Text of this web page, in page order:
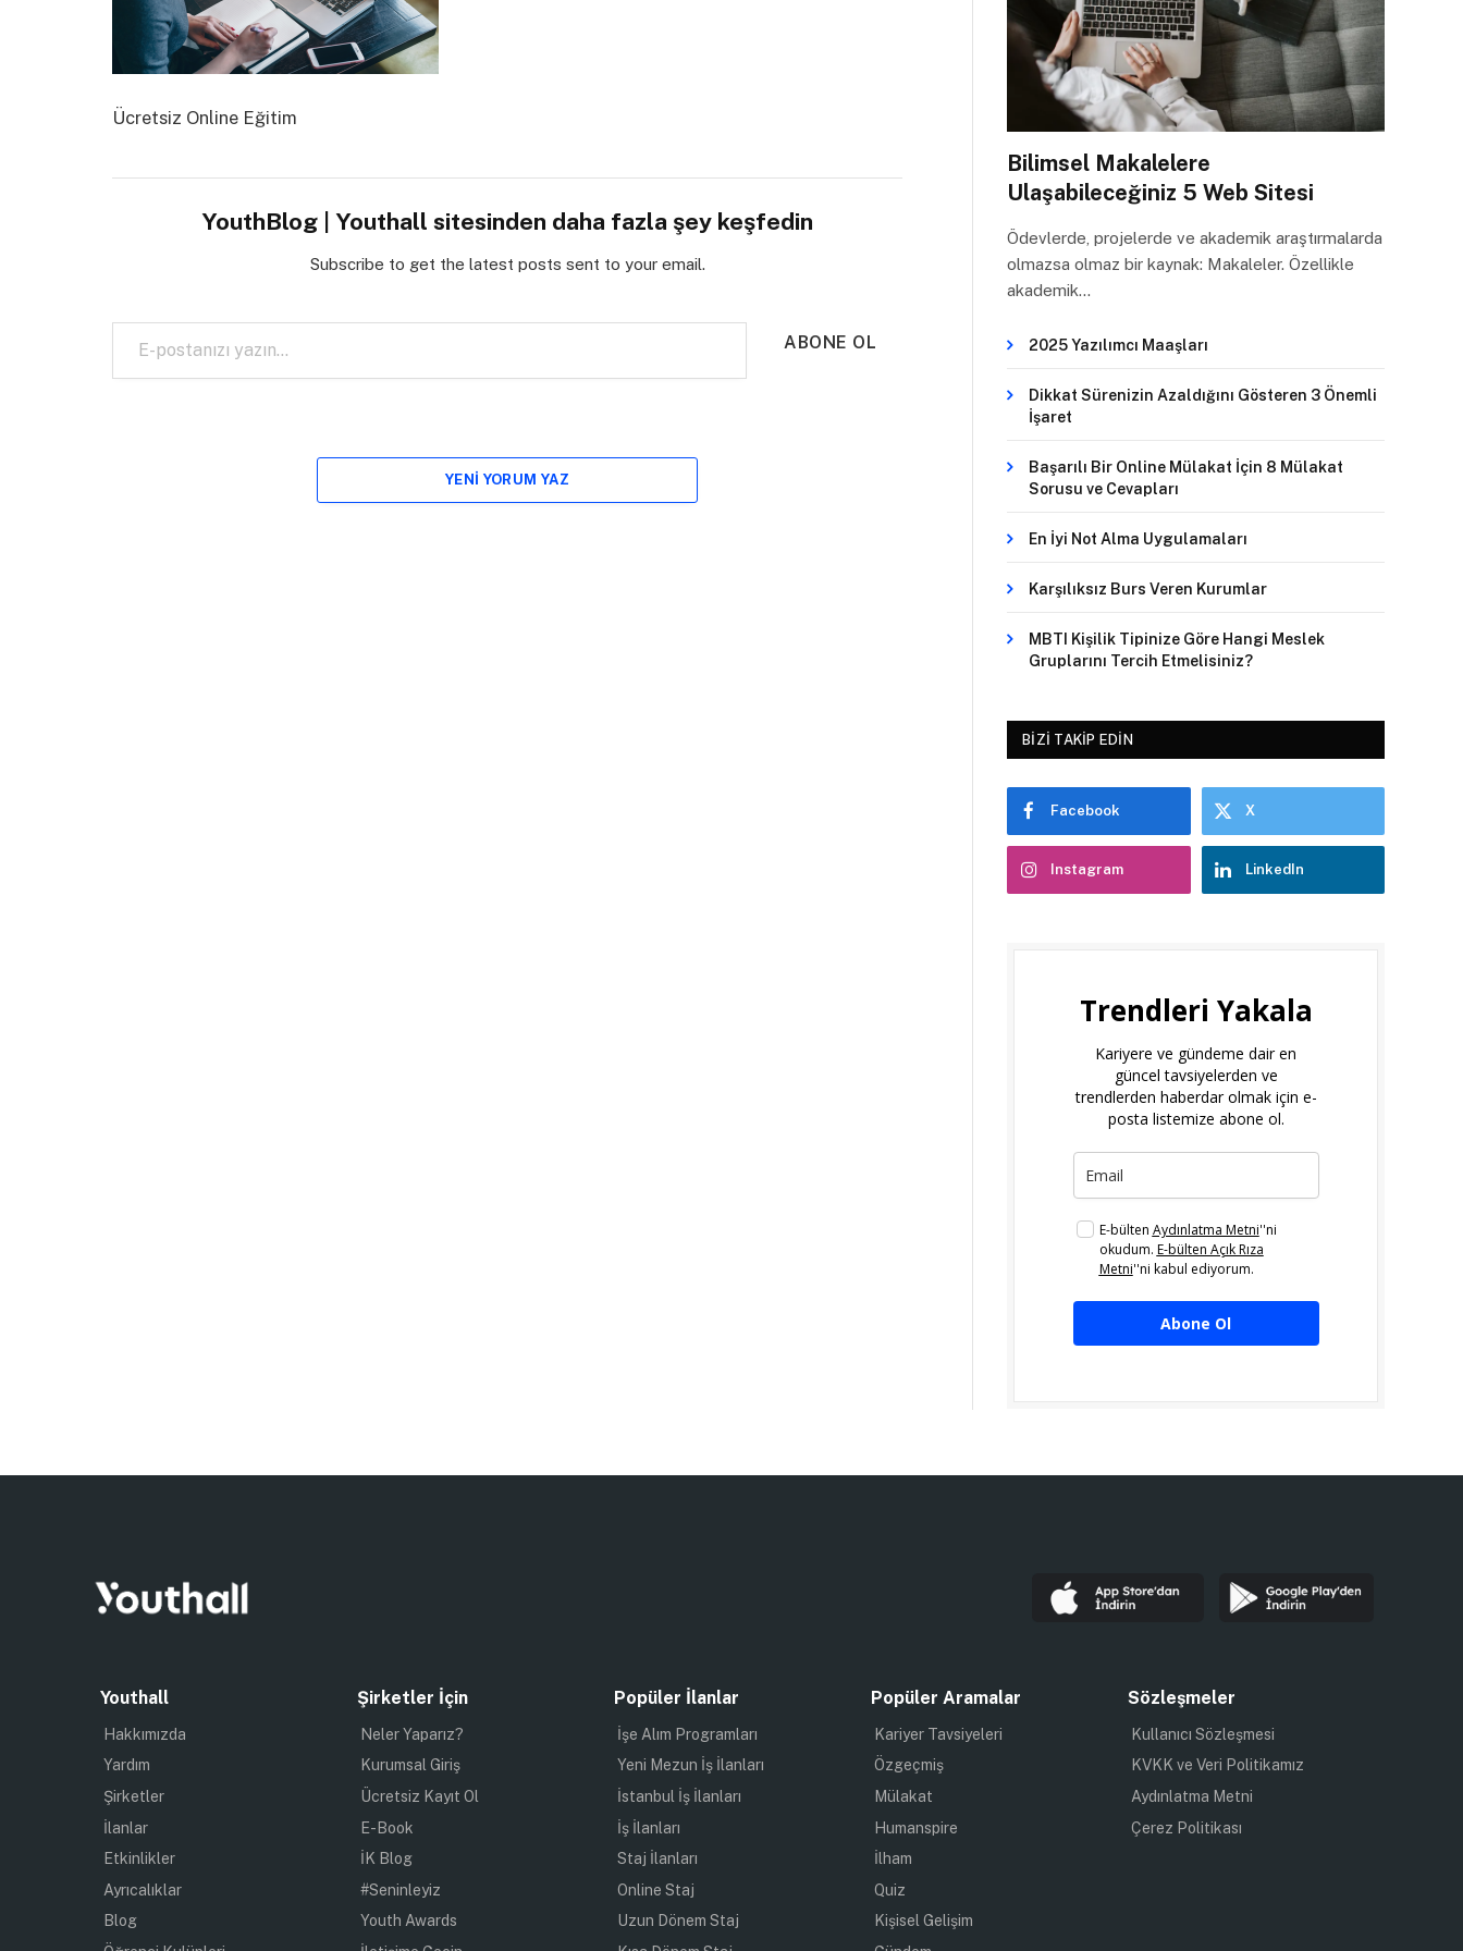
Ücretsiz Online Eğitim
YouthBlog | Youthall sitesinden daha fazla şey keşfedin
Subscribe to get the latest posts sent to your email.
E-postanızı yazın…
ABONE OL
YENI YORUM YAZ
Bilimsel Makalelere
Ulaşabileceğiniz 5 Web Sitesi
Ödevlerde, projelerde ve akademik araştırmalarda
olmazsa olmaz bir kaynak: Makaleler. Özellikle
akademik…
2025 Yazılımcı Maaşları
Dikkat Sürenizin Azaldığını Gösteren 3 Önemli
İşaret
Başarılı Bir Online Mülakat İçin 8 Mülakat
Sorusu ve Cevapları
En İyi Not Alma Uygulamaları
Karşılıksız Burs Veren Kurumlar
MBTI Kişilik Tipinize Göre Hangi Meslek
Gruplarını Tercih Etmelisiniz?
BIZI TAKIP EDIN
Facebook X
Instagram LinkedIn
Trendleri Yakala
Kariyere ve gündeme dair en
güncel tavsiyelerden ve
trendlerden haberdar olmak için e-
posta listemize abone ol.
E-bülten Aydınlatma Metni''ni
okudum. E-bülten Açık Rıza
Metni''ni kabul ediyorum.
Abone Ol
Youthall
Hakkımızda
Yardım
Şirketler
İlanlar
Etkinlikler
Ayrıcalıklar
Blog
Şirketler İçin
Neler Yaparız?
Kurumsal Giriş
Ücretsiz Kayıt Ol
E-Book
İK Blog
#Seninleyiz
Youth Awards
Popüler İlanlar
İşe Alım Programları
Yeni Mezun İş İlanları
İstanbul İş İlanları
İş İlanları
Staj İlanları
Online Staj
Uzun Dönem Staj
Popüler Aramalar
Kariyer Tavsiyeleri
Özgeçmiş
Mülakat
Humanspire
İlham
Quiz
Kişisel Gelişim
Sözleşmeler
Kullanıcı Sözleşmesi
KVKK ve Veri Politikamız
Aydınlatma Metni
Çerez Politikası